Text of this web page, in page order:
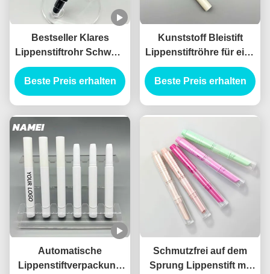
Bestseller Klares
Lippenstiftrohr Schwarz
Farbiges Lippenstift
Verpackung Behälter
mit Bürste
Beste Preis erhalten
Kunststoff Bleistift
Lippenstiftröhre für eine
lang anhaltende
Anwendung
Beste Preis erhalten
Automatische
Lippenstiftverpackung
Schmutzfrei auf dem
Sprung Lippenstift mit